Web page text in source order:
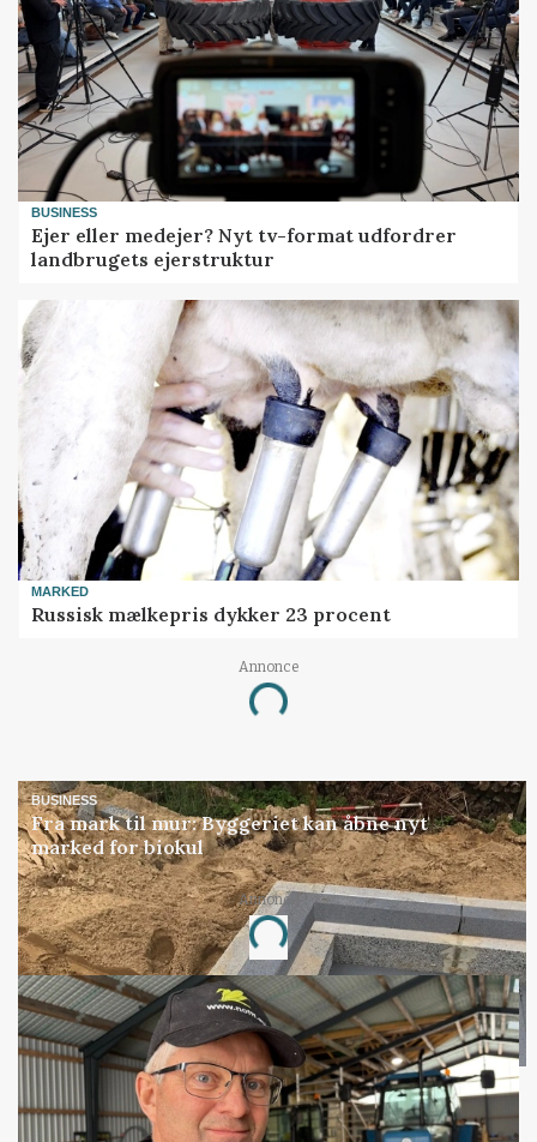
BUSINESS
Ejer eller medejer? Nyt tv-format udfordrer
landbrugets ejerstruktur
MARKED
Russisk mælkepris dykker 23 procent
Annonce
Loading...
BUSINESS
Fra mark til mur: Byggeriet kan åbne nyt
marked for biokul
Annonce
Loading...